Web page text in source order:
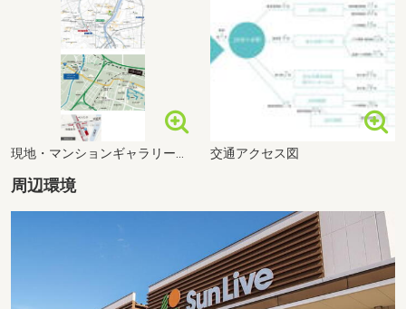
現地・マンションギャラリー案内図 交通アクセス図
周辺環境